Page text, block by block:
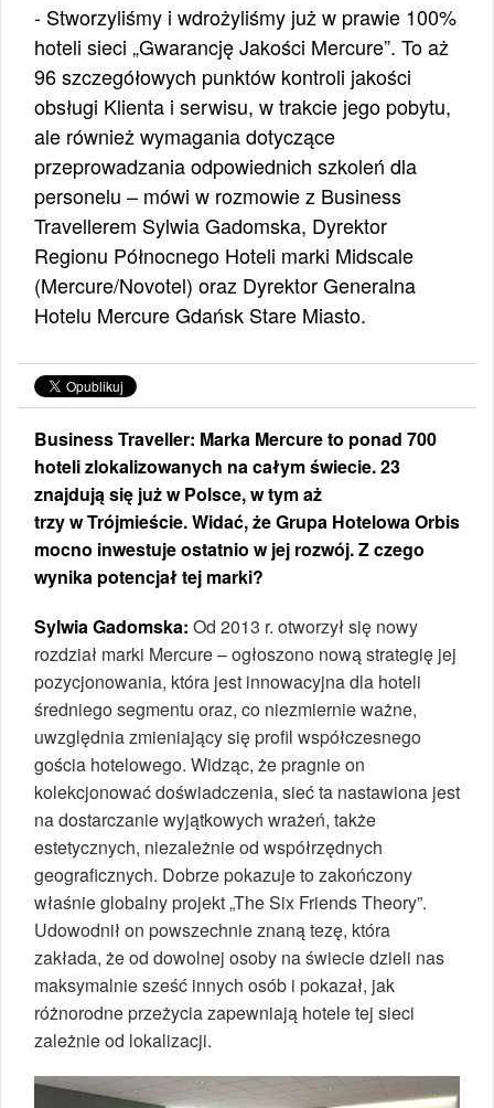
- Stworzyliśmy i wdrożyliśmy już w prawie 100%
hoteli sieci „Gwarancję Jakości Mercure”. To aż
96 szczegółowych punktów kontroli jakości
obsługi Klienta i serwisu, w trakcie jego pobytu,
ale również wymagania dotyczące
przeprowadzania odpowiednich szkoleń dla
personelu – mówi w rozmowie z Business
Travellerem Sylwia Gadomska, Dyrektor
Regionu Północnego Hoteli marki Midscale
(Mercure/Novotel) oraz Dyrektor Generalna
Hotelu Mercure Gdańsk Stare Miasto.
Business Traveller: Marka Mercure to ponad 700
hoteli zlokalizowanych na całym świecie. 23
znajdują się już w Polsce, w tym aż
trzy w Trójmieście. Widać, że Grupa Hotelowa Orbis
mocno inwestuje ostatnio w jej rozwój. Z czego
wynika potencjał tej marki?
Sylwia Gadomska: Od 2013 r. otworzył się nowy
rozdział marki Mercure – ogłoszono nową strategię jej
pozycjonowania, która jest innowacyjna dla hoteli
średniego segmentu oraz, co niezmiernie ważne,
uwzględnia zmieniający się profil współczesnego
gościa hotelowego. Widząc, że pragnie on
kolekcjonować doświadczenia, sieć ta nastawiona jest
na dostarczanie wyjątkowych wrażeń, także
estetycznych, niezależnie od współrzędnych
geograficznych. Dobrze pokazuje to zakończony
właśnie globalny projekt „The Six Friends Theory”.
Udowodnił on powszechnie znaną tezę, która
zakłada, że od dowolnej osoby na świecie dzieli nas
maksymalnie sześć innych osób i pokazał, jak
różnorodne przeżycia zapewniają hotele tej sieci
zależnie od lokalizacji.